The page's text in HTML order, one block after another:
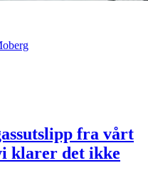
fra vårt
klarer det ikke